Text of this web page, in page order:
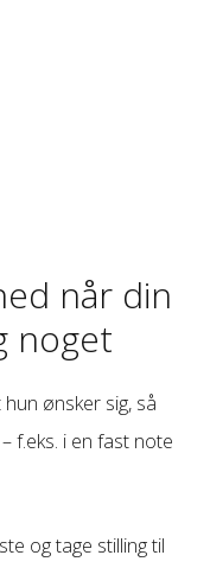
når din
noget
ønsker sig, så
f.eks. i en fast note
og tage stilling til